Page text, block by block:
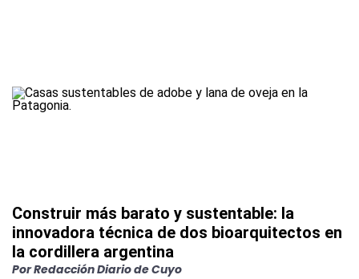
Construir más barato y sustentable: la
innovadora técnica de dos bioarquitectos en
la cordillera argentina
PorRedacción Diario de Cuyo